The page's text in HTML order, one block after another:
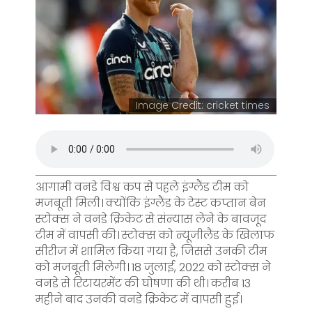
Image Credit: cricket times
आगामी वनडे विश्व कप से पहले इंग्लैंड टीम को
मजबूती मिली। क्योंकि इंग्लैंड के टेस्ट कप्तान बेन
स्टोक्स ने वनडे क्रिकेट से संन्यास लेने के बावजूद
टीम में वापसी की। स्टोक्स को न्यूजीलैंड के खिलाफ
सीरीज में शामिल किया गया है, जिससे उनकी टीम
को मजबूती मिलेगी। 18 जुलाई, 2022 को स्टोक्स ने
वनडे से रिटायरमेंट की घोषणा की थी। करीब 13
महीने बाद उनकी वनडे क्रिकेट में वापसी हुई।